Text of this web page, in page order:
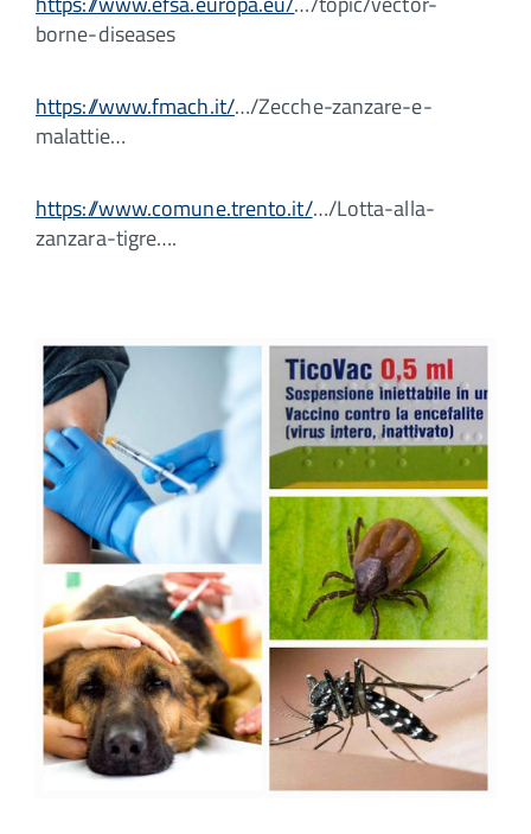
borne-diseases
https://www.fmach.it/…/Zecche-zanzare-e-
malattie…
https://www.comune.trento.it/…/Lotta-alla-
zanzara-tigre….